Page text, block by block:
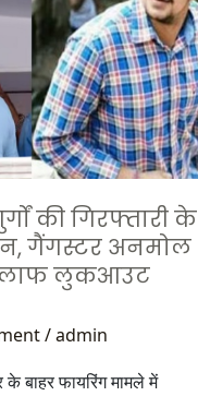
की गिरफ्तारी के
गैंगस्टर अनमोल
लुकआउट
/admin
बाहर फायरिंग मामले में